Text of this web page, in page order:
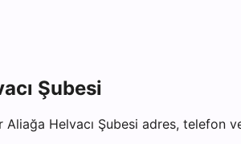
Şubesi
Aliağa Helvacı Şubesi adres, telefon